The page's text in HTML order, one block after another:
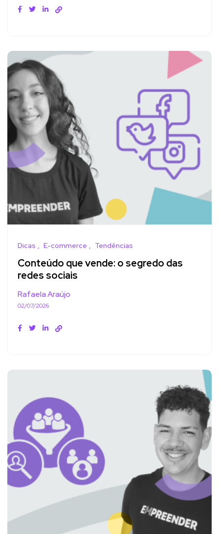
Dicas E-commerce Tendências
Conteúdo que vende: o segredo das
redes sociais
Rafaela Araújo
02/07/2026